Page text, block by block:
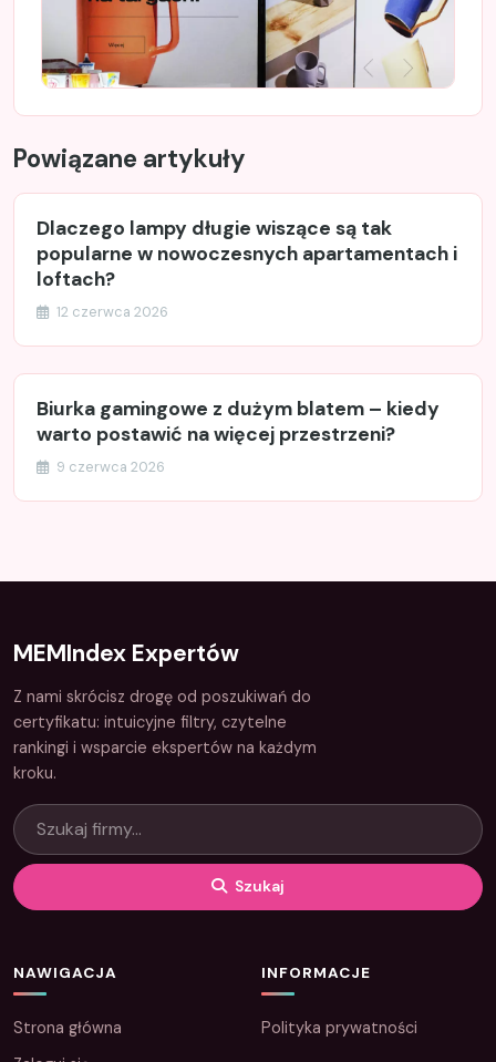
Powiązane artykuły
Dlaczego lampy długie wiszące są tak
popularne w nowoczesnych apartamentach i
loftach?
12 czerwca 2026
Biurka gamingowe z dużym blatem – kiedy
warto postawić na więcej przestrzeni?
9 czerwca 2026
MEMIndex Expertów
Z nami skrócisz drogę od poszukiwań do
certyfikatu: intuicyjne filtry, czytelne
rankingi i wsparcie ekspertów na każdym
kroku.
Szukaj
NAWIGACJA
Strona główna
INFORMACJE
Polityka prywatności